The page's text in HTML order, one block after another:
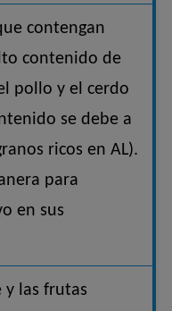
contengan
contenido de
pollo y el cerdo
se debe a
ricos en AL).
para
en sus
y las frutas